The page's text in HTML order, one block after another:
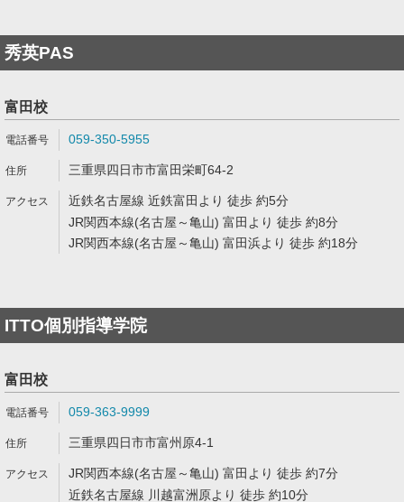
秀英PAS
富田校
059-350-5955
三重県四日市市富田栄町64-2
近鉄名古屋線 近鉄富田より 徒歩 約5分
JR関西本線(名古屋～亀山) 富田より 徒歩 約8分
JR関西本線(名古屋～亀山) 富田浜より 徒歩 約18分
ITTO個別指導学院
富田校
059-363-9999
三重県四日市市富州原4-1
JR関西本線(名古屋～亀山) 富田より 徒歩 約7分
近鉄名古屋線 川越富洲原より 徒歩 約10分